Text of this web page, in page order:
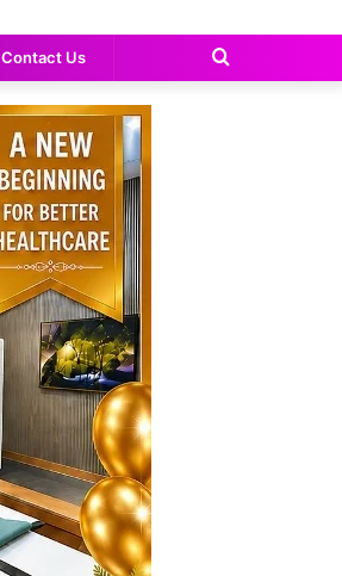
Contact Us
Search